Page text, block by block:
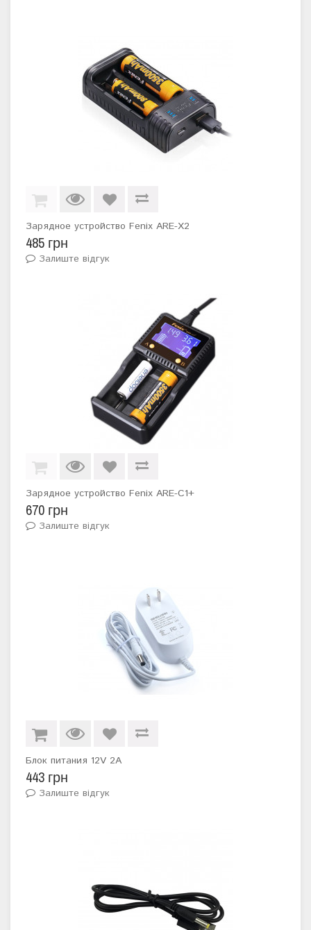
Зарядное устройство Fenix ARE-X2
485 грн
Залиште відгук
Зарядное устройство Fenix ARE-C1+
670 грн
Залиште відгук
Блок питания 12V 2A
443 грн
Залиште відгук